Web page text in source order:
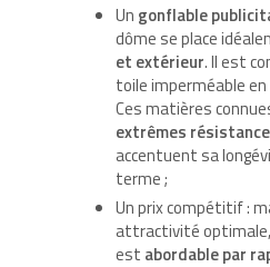
Un gonflable
dôme se place
et extérieur. Il est
toile imperméable en
Ces matières
extrêmes
accentuent sa
terme ;
Un prix compétitif :
attractivité optimale,
est abordable par